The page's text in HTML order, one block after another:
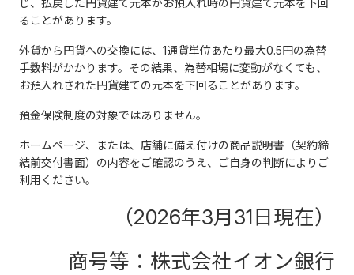
じ、払戻した円貨建て元本がお預入れ時の円貨建て元本を下回
ることがあります。
外貨から円貨への交換には、1通貨単位あたり最大0.5円の為替
手数料がかかります。その結果、為替相場に変動がなくても、
お預入れされた円貨建ての元本を下回ることがあります。
預金保険制度の対象ではありません。
ホームページ、または、店舗に備え付けの商品説明書（契約締
結前交付書面）の内容をご確認のうえ、ご自身の判断によりご
利用ください。
（2026年3月31日現在）
商号等：株式会社イオン銀行